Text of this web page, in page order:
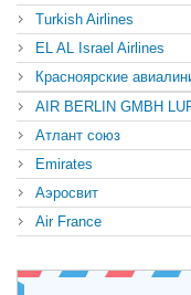
Turkish Airlines
EL AL Israel Airlines
Красноярские
AIR BERLIN GMBH
Атлант союз
Emirates
Аэросвит
Air France